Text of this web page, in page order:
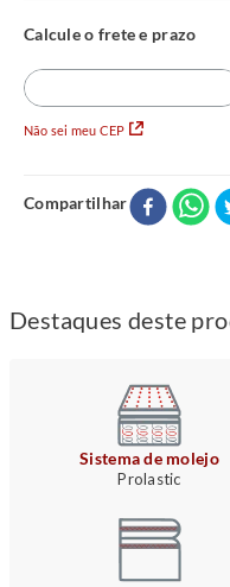
Não sei meu CEP
Compartilhar
Destaques deste
Sistema de molejo
Prolastic